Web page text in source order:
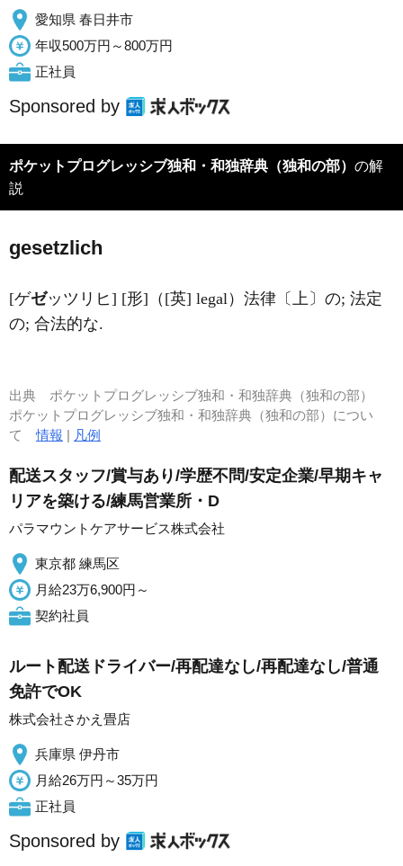
愛知県 春日井市
年収500万円～800万円
正社員
Sponsored by
ポケットプログレッシブ独和・和独辞典（独和の部） の解
説
gesetzlich
[ゲゼッツリヒ] [形]（[英] legal）法律〔上〕の; 法定
の; 合法的な.
出典 ポケットプログレッシブ独和・和独辞典（独和の部）
ポケットプログレッシブ独和・和独辞典（独和の部）につい
て情報 | 凡例
配送スタッフ/賞与あり/学歴不問/安定企業/早期キャ
リアを築ける/練馬営業所・D
パラマウントケアサービス株式会社
東京都 練馬区
月給23万6,900円～
契約社員
ルート配送ドライバー/再配達なし/再配達なし/普通
免許でOK
株式会社さかえ畳店
兵庫県 伊丹市
月給26万円～35万円
正社員
Sponsored by